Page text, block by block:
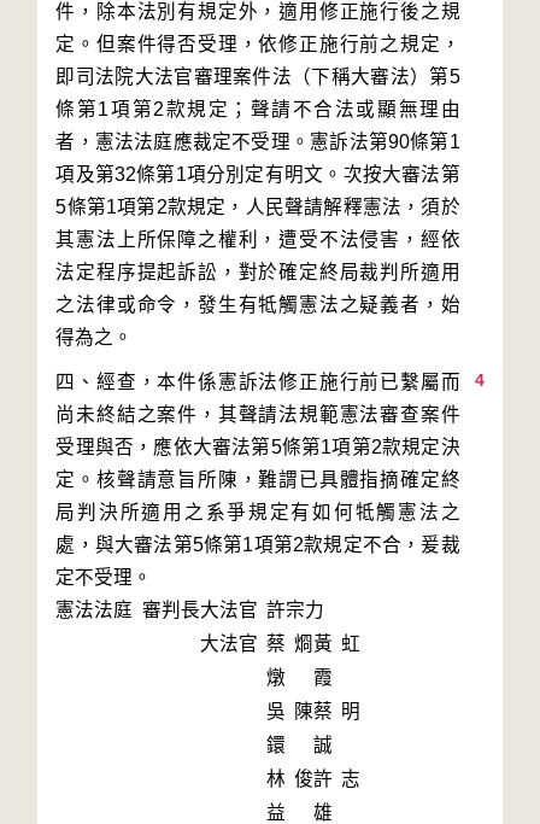
件，除本法別有規定外，適用修正施行後之規
定。但案件得否受理，依修正施行前之規定，
即司法院大法官審理案件法（下稱大審法）第5
條第1項第2款規定；聲請不合法或顯無理由
者，憲法法庭應裁定不受理。憲訴法第90條第1
項及第32條第1項分別定有明文。次按大審法第
5條第1項第2款規定，人民聲請解釋憲法，須於
其憲法上所保障之權利，遭受不法侵害，經依
法定程序提起訴訟，對於確定終局裁判所適用
之法律或命令，發生有牴觸憲法之疑義者，始
4
四、經查，本件係憲訴法修正施行前已繫屬而
尚未終結之案件，其聲請法規範憲法審查案件
受理與否，應依大審法第5條第1項第2款規定決
定。核聲請意旨所陳，難謂已具體指摘確定終
局判決所適用之系爭規定有如何牴觸憲法之
處，與大審法第5條第1項第2款規定不合，爰裁
憲法法庭 審判長大法官 許宗力
大法官 蔡烱
燉
黃虹
霞
吳陳
鐶
蔡明
誠
林俊
益
許志
雄